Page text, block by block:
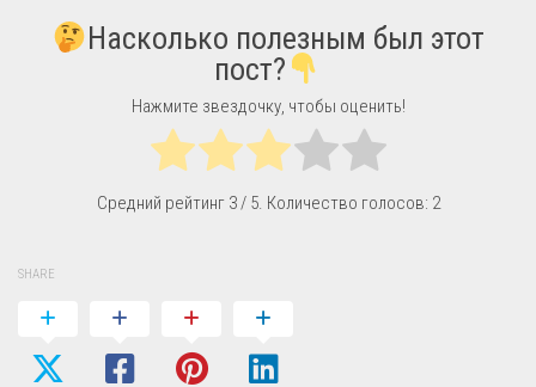
Насколько полезным был этот
пост?
Нажмите звездочку, чтобы оценить!
Средний рейтинг 3/ 5. Количество голосов: 2
SHARE